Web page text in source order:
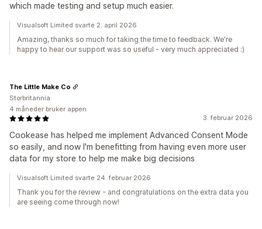
which made testing and setup much easier.
Visualsoft Limited svarte 2. april 2026
Amazing, thanks so much for taking the time to feedback. We're
happy to hear our support was so useful - very much appreciated :)
3. februar 2026
Cookease has helped me implement Advanced Consent Mode
so easily, and now I'm benefitting from having even more user
data for my store to help me make big decisions
The Little Make Co
Storbritannia
4 måneder bruker appen
Visualsoft Limited svarte 24. februar 2026
Thank you for the review - and congratulations on the extra data you
are seeing come through now!